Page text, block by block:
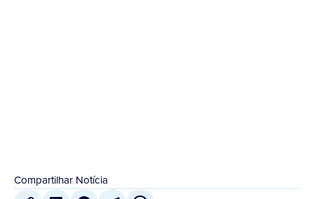
Compartilhar Notícia